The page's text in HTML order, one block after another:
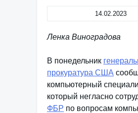
14.02.2023
Ленка Виноградова
В понедельник
прокуратура США
компьютерный
который негласно
ФБР по вопросам